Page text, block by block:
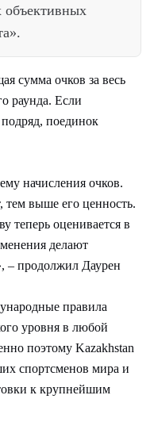
объективных
сумма очков за весь
раунда. Если
поединок
начисления очков.
тем выше его ценность.
теперь оценивается в
делают
– продолжил Даурен
правила
уровня в любой
поэтому Kazakhstan
спортсменов мира и
к крупнейшим